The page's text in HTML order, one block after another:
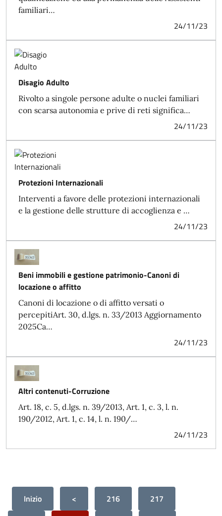
familiari…
24/11/23
Disagio Adulto
Rivolto a singole persone adulte o nuclei familiari
con scarsa autonomia e prive di reti significa…
24/11/23
Protezioni Internazionali
Interventi a favore delle protezioni internazionali
e la gestione delle strutture di accoglienza e …
24/11/23
Beni immobili e gestione patrimonio-Canoni di
locazione o affitto
Canoni di locazione o di affitto versati o
percepitiArt. 30, d.lgs. n. 33/2013 Aggiornamento
2025Ca…
24/11/23
Altri contenuti-Corruzione
Art. 18, c. 5, d.lgs. n. 39/2013, Art. 1, c. 3, l. n.
190/2012, Art. 1, c. 14, l. n. 190/…
24/11/23
Inizio < 216
217